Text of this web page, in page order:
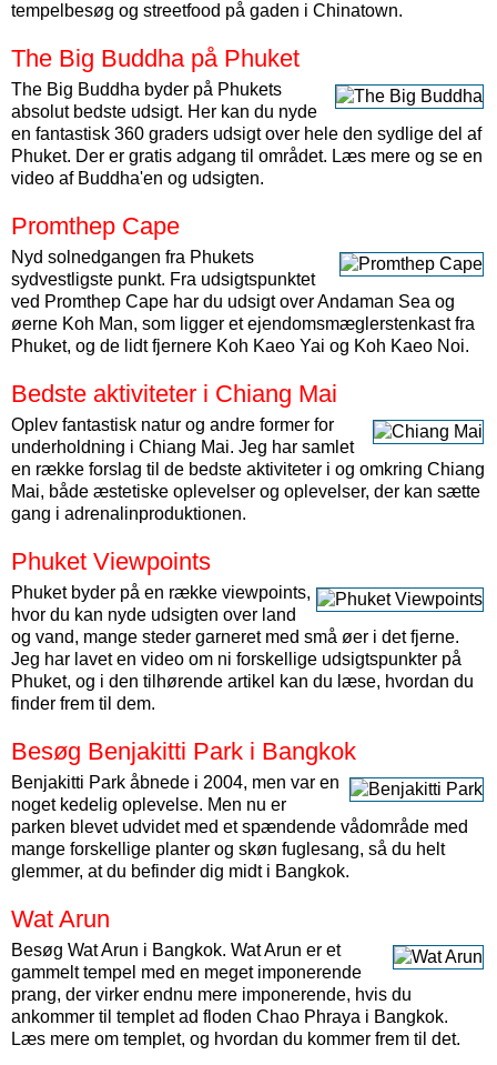
tempelbesøg og streetfood på gaden i Chinatown.
The Big Buddha på Phuket
The Big Buddha byder på Phukets
absolut bedste udsigt. Her kan du nyde
en fantastisk 360 graders udsigt over hele den sydlige del af
Phuket. Der er gratis adgang til området. Læs mere og se en
video af Buddha'en og udsigten.
Promthep Cape
Nyd solnedgangen fra Phukets
sydvestligste punkt. Fra udsigtspunktet
ved Promthep Cape har du udsigt over Andaman Sea og
øerne Koh Man, som ligger et ejendomsmæglerstenkast fra
Phuket, og de lidt fjernere Koh Kaeo Yai og Koh Kaeo Noi.
Bedste aktiviteter i Chiang Mai
Oplev fantastisk natur og andre former for
underholdning i Chiang Mai. Jeg har samlet
en række forslag til de bedste aktiviteter i og omkring Chiang
Mai, både æstetiske oplevelser og oplevelser, der kan sætte
gang i adrenalinproduktionen.
Phuket Viewpoints
Phuket byder på en række viewpoints,
hvor du kan nyde udsigten over land
og vand, mange steder garneret med små øer i det fjerne.
Jeg har lavet en video om ni forskellige udsigtspunkter på
Phuket, og i den tilhørende artikel kan du læse, hvordan du
finder frem til dem.
Besøg Benjakitti Park i Bangkok
Benjakitti Park åbnede i 2004, men var en
noget kedelig oplevelse. Men nu er
parken blevet udvidet med et spændende vådområde med
mange forskellige planter og skøn fuglesang, så du helt
glemmer, at du befinder dig midt i Bangkok.
Wat Arun
Besøg Wat Arun i Bangkok. Wat Arun er et
gammelt tempel med en meget imponerende
prang, der virker endnu mere imponerende, hvis du
ankommer til templet ad floden Chao Phraya i Bangkok.
Læs mere om templet, og hvordan du kommer frem til det.